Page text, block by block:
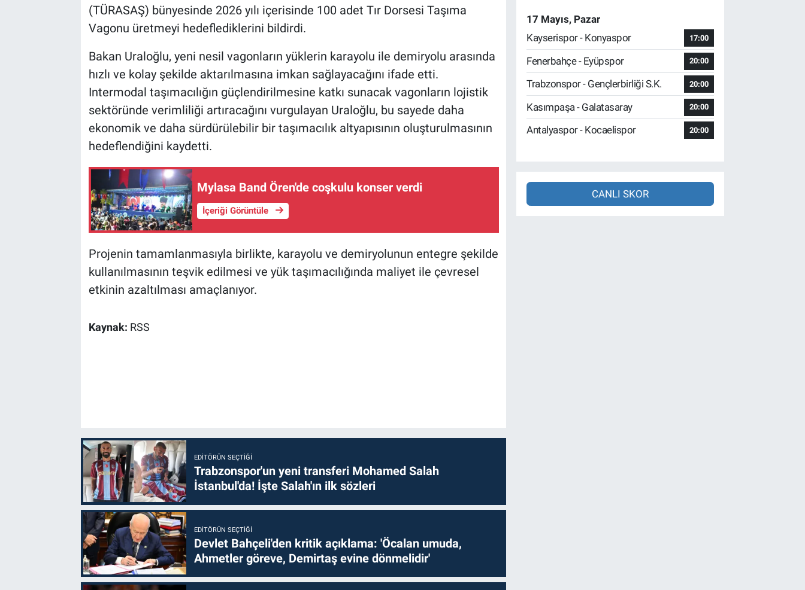
(TÜRASAŞ) bünyesinde 2026 yılı içerisinde 100 adet Tır Dorsesi Taşıma
Vagonu üretmeyi hedeflediklerini bildirdi.
Bakan Uraloğlu, yeni nesil vagonların yüklerin karayolu ile demiryolu arasında
hızlı ve kolay şekilde aktarılmasına imkan sağlayacağını ifade etti.
Intermodal taşımacılığın güçlendirilmesine katkı sunacak vagonların lojistik
sektöründe verimliliği artıracağını vurgulayan Uraloğlu, bu sayede daha
ekonomik ve daha sürdürülebilir bir taşımacılık altyapısının oluşturulmasının
hedeflendiğini kaydetti.
Mylasa Band Ören'de coşkulu konser verdi
İçeriği Görüntüle
Projenin tamamlanmasıyla birlikte, karayolu ve demiryolunun entegre şekilde
kullanılmasının teşvik edilmesi ve yük taşımacılığında maliyet ile çevresel
etkinin azaltılması amaçlanıyor.
Kaynak: RSS
EDITÖRÜN SEÇTIĞI
Trabzonspor'un yeni transferi Mohamed Salah
İstanbul'da! İşte Salah'ın ilk sözleri
EDITÖRÜN SEÇTIĞI
Devlet Bahçeli'den kritik açıklama: 'Öcalan umuda,
Ahmetler göreve, Demirtaş evine dönmelidir'
17 Mayıs, Pazar
Kayserispor - Konyaspor
17:00
Fenerbahçe - Eyüpspor 20:00
Trabzonspor - Gençlerbirliği S.K. 20:00
Kasımpaşa - Galatasaray 20:00
Antalyaspor - Kocaelispor 20:00
CANLI SKOR